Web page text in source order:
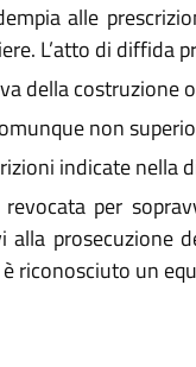
alle
L’atto di diffida
della costruzione
non
indicate
revocata per
alla prosecuzione
riconosciuto un